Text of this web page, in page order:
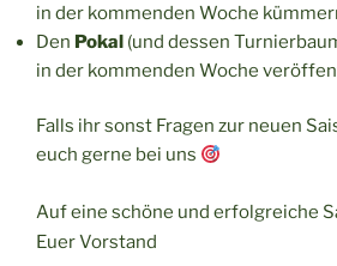
in der kommenden Woche
Den Pokal (und dessen
in der kommenden Woche
Falls ihr sonst Fragen zur neuen
euch gerne bei uns
Auf eine schöne und erfolgreiche
Euer Vorstand